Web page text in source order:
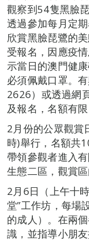
觀察到54隻黑臉
透過參加每月定
欣賞黑臉琵鷺的
受報名，因應疫
示當日的澳門健
必須佩戴口罩。
2626）或透過網
及報名，名額有限
2月份的公眾觀賞
時)舉行，名額共
帶領參觀者進入
生態二區，觀賞區
2月6日（上午十
堂”工作坊，每場
的成人）。在兩
識，並指導小朋